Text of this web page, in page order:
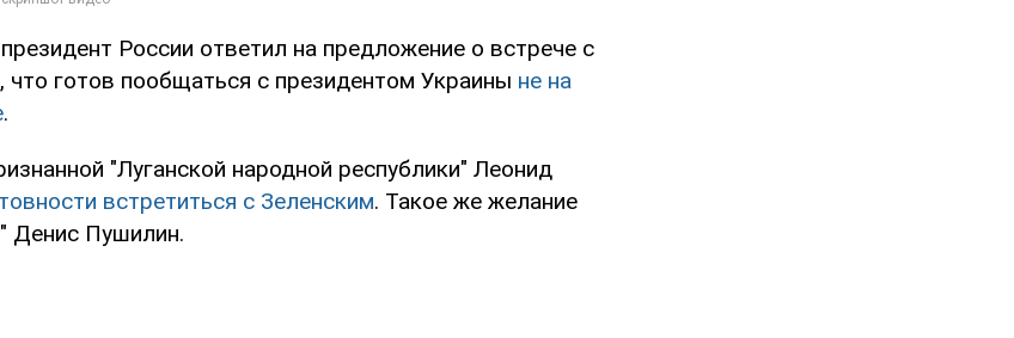
России ответил на предложение о встрече с
что готов пообщаться с президентом Украины не на
.
"Луганской народной республики" Леонид
встретиться с Зеленским. Такое же желание
Денис Пушилин.